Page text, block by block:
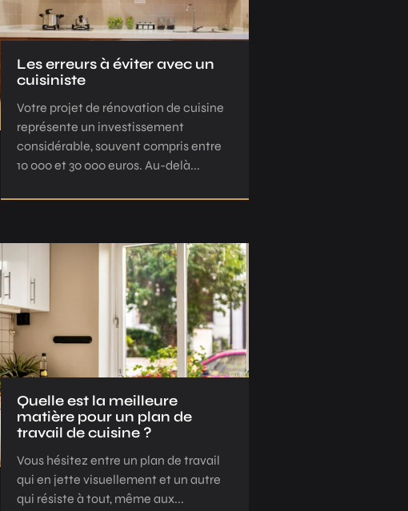
Les erreurs à éviter avec un
cuisiniste
Votre projet de rénovation de cuisine
représente un investissement
considérable, souvent compris entre
10 000 et 30 000 euros. Au-delà...
Quelle est la meilleure
matière pour un plan de
travail de cuisine ?
Vous hésitez entre un plan de travail
qui en jette visuellement et un autre
qui résiste à tout, même aux...